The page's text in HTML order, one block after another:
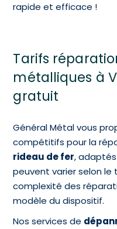
rapide et efficace !
Tarifs
métalliques à
gratuit
Général Métal vous
compétitifs pour la
rideau de fer,
peuvent varier selon le
complexité des
modèle du dispositif.
Nos services de